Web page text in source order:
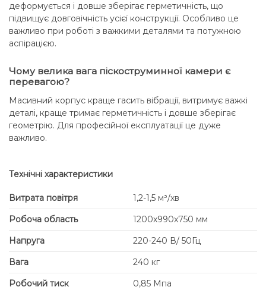
деформується і довше зберігає герметичність, що
підвищує довговічність усієї конструкції. Особливо це
важливо при роботі з важкими деталями та потужною
аспірацією.
Чому велика вага піскоструминної камери є
перевагою?
Масивний корпус краще гасить вібрації, витримує важкі
деталі, краще тримає герметичність і довше зберігає
геометрію. Для професійної експлуатації це дуже
важливо.
Технічні характеристики
Витрата повітря
1,2-1,5 м³/хв
Робоча область
1200х990х750 мм
Напруга
220-240 В/ 50Гц
Вага
240 кг
Робочий тиск
0,85 Mпа